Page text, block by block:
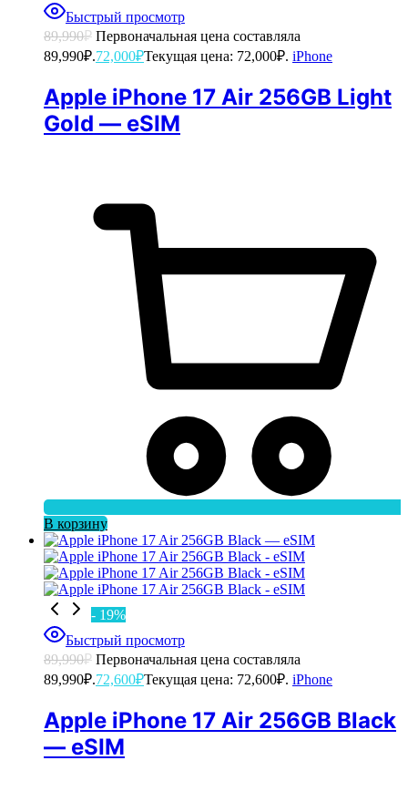
Быстрый просмотр
89,990₽ Первоначальная цена составляла
89,990₽.72,000₽Текущая цена: 72,000₽. iPhone
Apple iPhone 17 Air 256GB Light
Gold — eSIM
В корзину
- 19%
Быстрый просмотр
89,990₽ Первоначальная цена составляла
89,990₽.72,600₽Текущая цена: 72,600₽. iPhone
Apple iPhone 17 Air 256GB Black
— eSIM